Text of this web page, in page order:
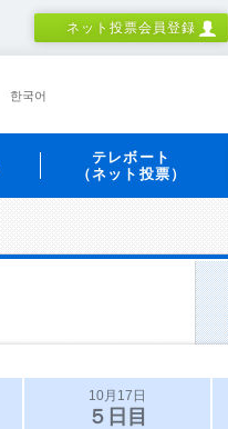
ネット投票会員登録
한국어
テレボート
（ネット投票）
10月17日
５日目